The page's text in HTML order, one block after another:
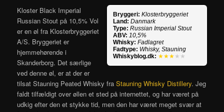
Bryggeri: Klosterbryggeriet
Land: Danmark
Type: Russian Imperial Stout
ABV: 10,5%
Whisky: Fadlagret
Fadtype: Whisky, Stauning
Whiskyblog.dk: ★★★ ★★
Kloster Black Imperial
Russian Stout på 10,5% Vol
er en øl fra Klosterbryggeriet
A/S. Bryggeriet er
hjemmehørende i
Skanderborg. Det særlige
ved denne øl, er at der er
tilsat Stauning Peated Whisky fraStauning Whisky Distillery. Jeg
faldt tilfældigt over øllen et sted på internettet, og har været på
udkig efter den et stykke tid, men den har været meget svær at